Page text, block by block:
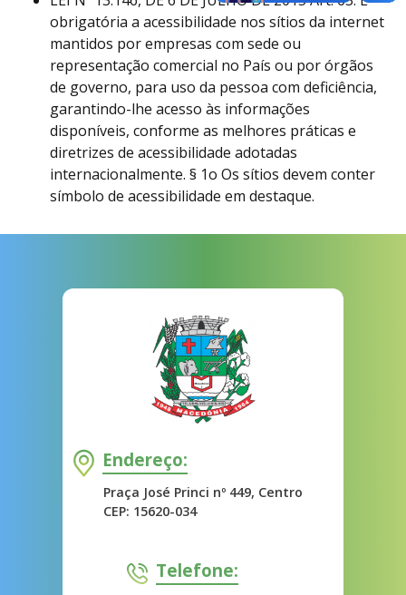
obrigatória a acessibilidade nos sítios da internet
mantidos por empresas com sede ou
representação comercial no País ou por órgãos
de governo, para uso da pessoa com deficiência,
garantindo-lhe acesso às informações
disponíveis, conforme as melhores práticas e
diretrizes de acessibilidade adotadas
internacionalmente. § 1o Os sítios devem conter
símbolo de acessibilidade em destaque.
Endereço:
Praça José Princi nº 449, Centro
CEP: 15620-034
Telefone: